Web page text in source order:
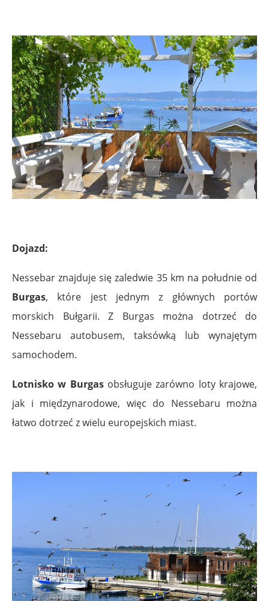
Dojazd:
Nessebar znajduje się zaledwie 35 km na południe od
Burgas, które jest jednym z głównych portów
morskich Bułgarii. Z Burgas można dotrzeć do
Nessebaru autobusem, taksówką lub wynajętym
samochodem.
Lotnisko w Burgasobsługuje zarówno loty krajowe,
jak i międzynarodowe, więc do Nessebaru można
łatwo dotrzeć z wielu europejskich miast.